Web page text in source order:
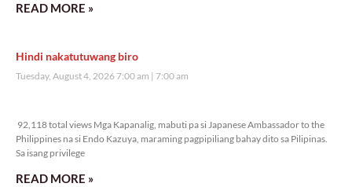
READ MORE »
Hindi nakatutuwang biro
Tuesday, August 4, 2026 7:00 am 7:00 am
92,118 total views Mga Kapanalig, mabuti pa si Japanese Ambassador to the
Philippines na si Endo Kazuya, maraming pagpipiliang bahay dito sa Pilipinas.
Sa isang privilege
READ MORE »